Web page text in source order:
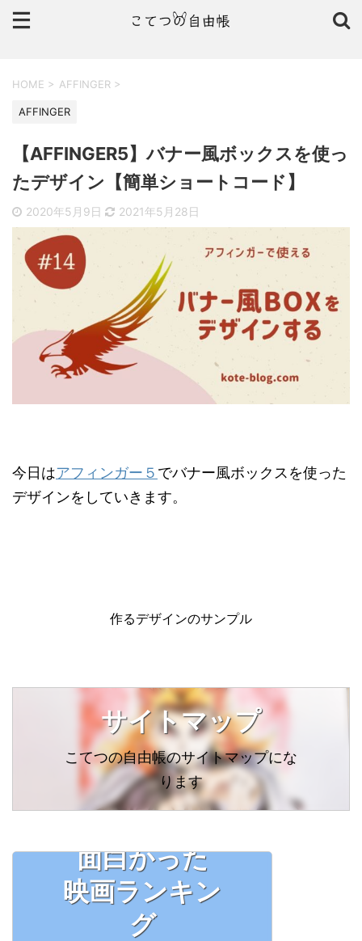
HOME > AFFINGER >
AFFINGER
【AFFINGER5】バナー風ボックスを使っ
たデザイン【簡単ショートコード】
2020年5月9日 2021年5月28日
今日はアフィンガー５ でバナー風ボックスを使った
デザインをしていきます。
作るデザインのサンプル
サイトマップ
こてつの自由帳のサイトマップにな
ります
面白かった
映画ランキン
グ